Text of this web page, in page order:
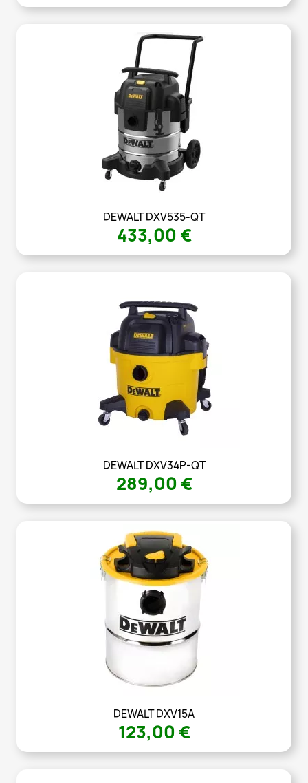
DEWALT DXV535-QT
433,00 €
DEWALT DXV34P-QT
289,00 €
DEWALT DXV15A
123,00 €